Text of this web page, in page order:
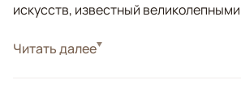
искусств, известный
СтильКлассические
Читать далее